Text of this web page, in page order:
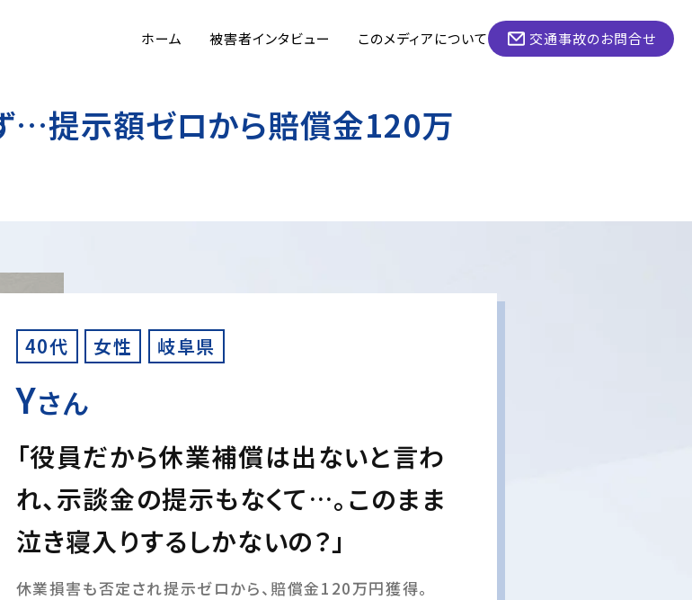
ホーム 被害者インタビュー このメディアについて 交通事故のお問合せ
…提示額ゼロから賠償金120万
40代 女性 岐阜県
Yさん
「役員だから休業補償は出ないと言わ
れ、示談金の提示もなくて…。このまま
泣き寝入りするしかないの？」
休業損害も否定され提示ゼロから、賠償金120万円獲得。